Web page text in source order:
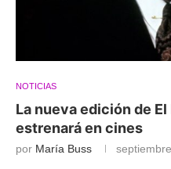
NOTICIAS
La nueva edición de
estrenará en cines
por María Buss